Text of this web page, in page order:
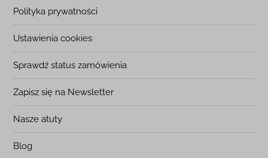
Polityka prywatności
Ustawienia cookies
Sprawdź status zamówienia
Zapisz się na Newsletter
Nasze atuty
Blog